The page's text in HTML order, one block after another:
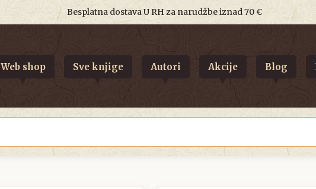
Besplatna dostava U RH za narudžbe iznad 70 €
Web shop Sve knjige Autori Akcije Blog